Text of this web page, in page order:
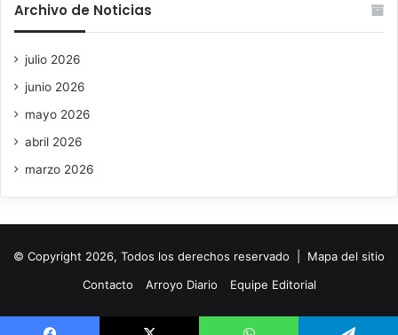
Archivo de Noticias
julio 2026
junio 2026
mayo 2026
abril 2026
marzo 2026
© Copyright 2026, Todos los derechos reservado | Mapa del sitio
Contacto
Arroyo Diario Equipe Editorial